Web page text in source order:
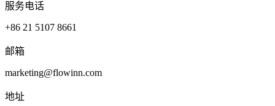
服务电话
+86 21 5107 8661
邮箱
marketing@flowinn.com
地址